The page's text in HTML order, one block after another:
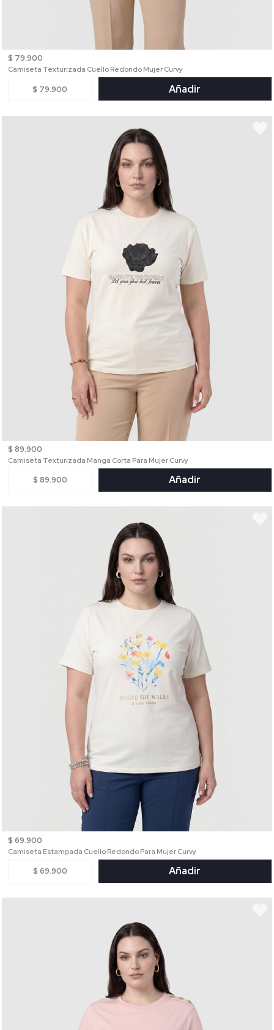
$ 79.900
Camiseta Texturizada Cuello Redondo Mujer Curvy
$ 79.900 Añadir
$ 89.900
Camiseta Texturizada Manga Corta Para Mujer Curvy
$ 89.900 Añadir
$ 69.900
Camiseta Estampada Cuello Redondo Para Mujer Curvy
$ 69.900 Añadir